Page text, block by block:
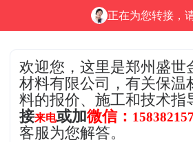
正在为您转接，
欢迎您，这里是郑州盛世
材料有限公司，有关保温
料的报价、施工和技术指
接来电或加微信：
客服为您解答。